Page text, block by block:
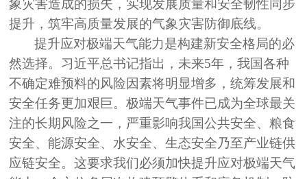
象灾害造成的损失，实现发展质量和安全韧性同步
提升，筑牢高质量发展的气象灾害防御底线。
提升应对极端天气能力是构建新安全格局的必
然选择。习近平总书记指出，未来5年，我国各种
不确定难预料的风险因素将明显增多，统筹发展和
安全任务更加艰巨。极端天气事件已成为全球最关
注的长期风险之一，严重影响我国公共安全、粮食
安全、能源安全、水安全、生态安全乃至产业链供
应链安全。这要求我们必须加快提升应对极端天气